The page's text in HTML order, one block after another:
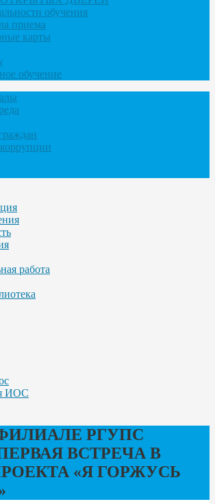
обучения
приема
карты
обучение
работа
ИОС
РГУПС
ВСТРЕЧА В
«Я ГОРЖУСЬ